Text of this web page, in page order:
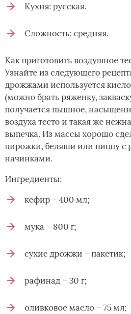
Кухня: русская.
Сложность: средняя.
Как приготовить воздушное
Узнайте из следующего
дрожжами используется
(можно брать ряженку,
получается пышное,
воздуха тесто и такая же
выпечка. Из массы хорошо
пирожки, беляши или пиццу с
начинками.
Ингредиенты:
кефир – 400 мл;
мука – 800 г;
сухие дрожжи – пакетик;
рафинад – 30 г;
оливковое масло – 75 мл;